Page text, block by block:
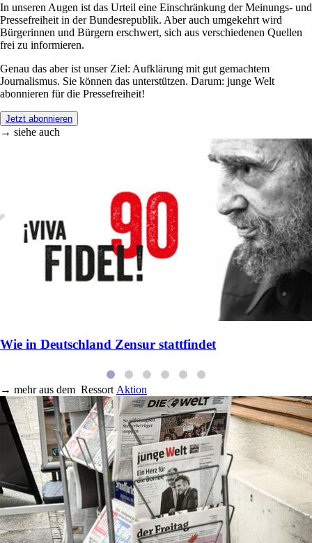
In unseren Augen ist das Urteil eine Einschränkung der Meinungs- und
Pressefreiheit in der Bundesrepublik. Aber auch umgekehrt wird
Bürgerinnen und Bürgern erschwert, sich aus verschiedenen Quellen
frei zu informieren.
Genau das aber ist unser Ziel: Aufklärung mit gut gemachtem
Journalismus. Sie können das unterstützen. Darum: junge Welt
abonnieren für die Pressefreiheit!
Jetzt abonnieren
→ siehe auch
Wie in Deutschland Zensur stattfindet
→ mehr aus dem Ressort Aktion